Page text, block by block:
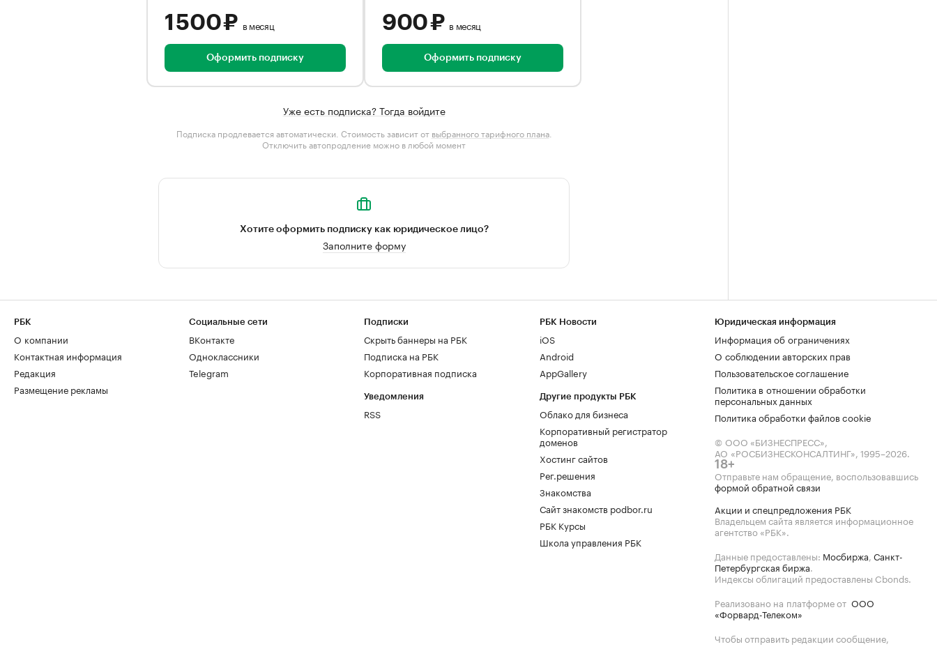
1 500 ₽ в месяц
Оформить подписку
900 ₽ в месяц
Оформить подписку
Уже есть подписка? Тогда войдите
Подписка продлевается автоматически. Стоимость зависит от выбранного тарифного плана.
Отключить автопродление можно в любой момент
Хотите оформить подписку как юридическое лицо?
Заполните форму
РБК
О компании
Контактная информация
Редакция
Размещение рекламы
Социальные сети
ВКонтакте
Одноклассники
Telegram
Подписки
Скрыть баннеры на РБК
Подписка на РБК
Корпоративная подписка
Уведомления
RSS
РБК Новости
iOS
Android
AppGallery
Другие продукты РБК
Облако для бизнеса
Корпоративный регистратор
доменов
Хостинг сайтов
Рег.решения
Знакомства
Сайт знакомств podbor.ru
РБК Курсы
Школа управления РБК
Юридическая информация
Информация об ограничениях
О соблюдении авторских прав
Пользовательское соглашение
Политика в отношении обработки
персональных данных
Политика обработки файлов cookie
© ООО «БИЗНЕСПРЕСС»,
АО «РОСБИЗНЕСКОНСАЛТИНГ», 1995–2026.
18+
Отправьте нам обращение, воспользовавшись
формой обратной связи
Акции и спецпредложения РБК
Владельцем сайта является информационное
агентство «РБК».
Данные предоставлены: Мосбиржа, Санкт-
Петербургская биржа.
Индексы облигаций предоставлены Cbonds.
Реализовано на платформе от ООО
«Форвард-Телеком»
Чтобы отправить редакции сообщение,